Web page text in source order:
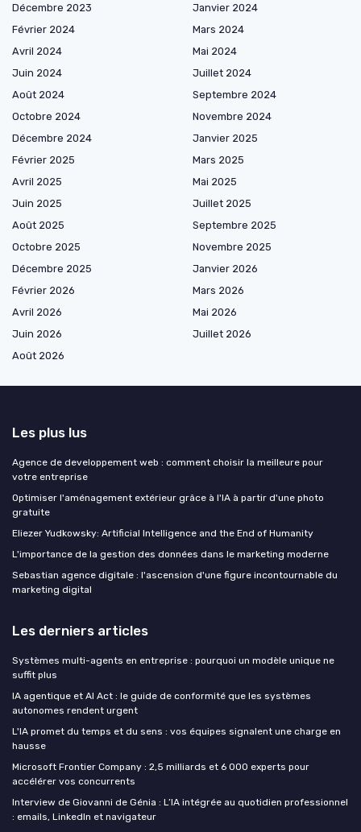
Décembre 2023
Janvier 2024
Février 2024
Mars 2024
Avril 2024
Mai 2024
Juin 2024
Juillet 2024
Août 2024
Septembre 2024
Octobre 2024
Novembre 2024
Décembre 2024
Janvier 2025
Février 2025
Mars 2025
Avril 2025
Mai 2025
Juin 2025
Juillet 2025
Août 2025
Septembre 2025
Octobre 2025
Novembre 2025
Décembre 2025
Janvier 2026
Février 2026
Mars 2026
Avril 2026
Mai 2026
Juin 2026
Juillet 2026
Août 2026
Les plus lus
Agence de developpement web : comment choisir la meilleure pour
votre entreprise
Optimiser l'aménagement extérieur grâce à l'IA à partir d'une photo
gratuite
Eliezer Yudkowsky: Artificial Intelligence and the End of Humanity
L'importance de la gestion des données dans le marketing moderne
Sebastian agence digitale : l'ascension d'une figure incontournable du
marketing digital
Les derniers articles
Systèmes multi-agents en entreprise : pourquoi un modèle unique ne
suffit plus
IA agentique et AI Act : le guide de conformité que les systèmes
autonomes rendent urgent
L'IA promet du temps et du sens : vos équipes signalent une charge en
hausse
Microsoft Frontier Company : 2,5 milliards et 6 000 experts pour
accélérer vos concurrents
Interview de Giovanni de Génia : L’IA intégrée au quotidien professionnel
: emails, LinkedIn et navigateur